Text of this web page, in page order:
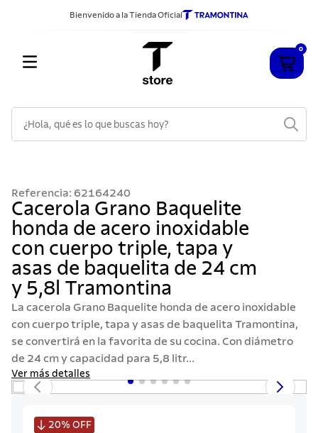
Bienvenido a la Tienda Oficial
0
Referencia: 62164240
Cacerola Grano Baquelite
honda de acero inoxidable
con cuerpo triple, tapa y
asas de baquelita de 24 cm
y 5,8l Tramontina
La cacerola Grano Baquelite honda de acero inoxidable
con cuerpo triple, tapa y asas de baquelita Tramontina,
se convertirá en la favorita de su cocina. Con diámetro
de 24 cm y capacidad para 5,8 litr...
Ver más detalles
 20% OFF
2.
sarten
3.
cubiertos
4.
ollas
5.
acero inoxidable
6.
grano
7 .
442
8.
9.
cuchillo